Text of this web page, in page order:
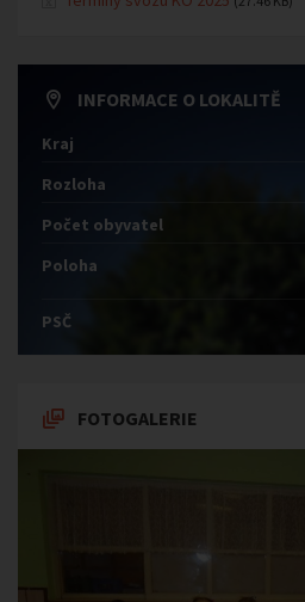
INFORMACE O LOKALITĚ
Kraj
Rozloha
Počet obyvatel
Poloha
PSČ
FOTOGALERIE